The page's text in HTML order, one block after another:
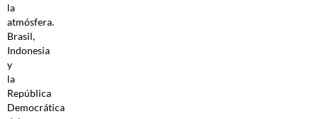
la
atmósfera.
Brasil,
Indonesia
y
la
República
Democrática